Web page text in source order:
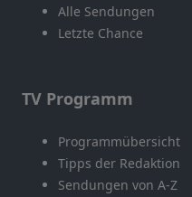
Alle Sendungen
Letzte Chance
TV Programm
Programmübersicht
Tipps der Redaktion
Sendungen von A-Z